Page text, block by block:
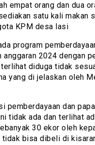
empat orang dan dua
satu kali makan
KPM desa lasi
program
anggaran 2024 dengan
terlihat diduga tidak
yang di jelaskan oleh
pemberdayaan dan
tidak ada dan terlihat
30 ekor oleh
tidak bisa dibeli di